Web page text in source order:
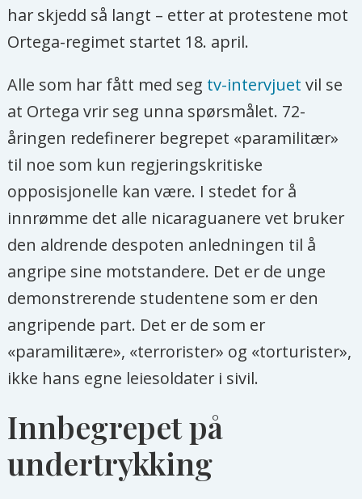
Ortega vant presidentvalget i 1985,
men tapte overraskende i 1990 mot sin
den konservative "fredskandidaten"
Violeta Chamorro.
Ortega var blant de maktglade og
ytterliggående i sandinistpartiet og
bekjempet etter hvert opposisjonen
internt i partiet.
Samtidig var han en populær leder
særlig blant landets fattige som har
nydt godt av en del sosiale reformer,
blant annet utdanning, helse og ulike
tiltak innen landbruket.
I 2007 kom han tilbake etter 17 år i
opposisjon, og ble president. Ble etter
har skjedd så langt – etter at protestene mot
Ortega-regimet startet 18. april.
Alle som har fått med seg tv-intervjuet vil se
at Ortega vrir seg unna spørsmålet. 72-
åringen redefinerer begrepet «paramilitær»
til noe som kun regjeringskritiske
opposisjonelle kan være. I stedet for å
innrømme det alle nicaraguanere vet bruker
den aldrende despoten anledningen til å
angripe sine motstandere. Det er de unge
demonstrerende studentene som er den
angripende part. Det er de som er
«paramilitære», «terrorister» og «torturister»,
ikke hans egne leiesoldater i sivil.
Innbegrepet på
undertrykking